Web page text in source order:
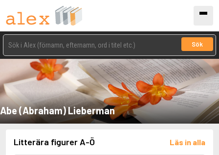
Sök
Abe (Abraham) Lieberman
Litterära figurer A-Ö Läs in alla